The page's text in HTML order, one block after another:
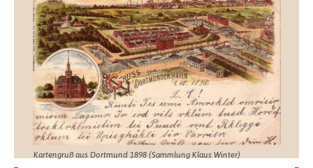
Kartengruß aus Dortmund 1898 (Sammlung Klaus Winter)